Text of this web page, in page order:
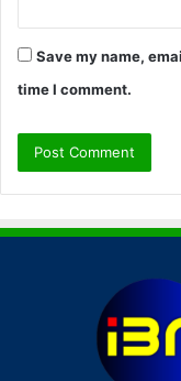
Save my name,
time I comment.